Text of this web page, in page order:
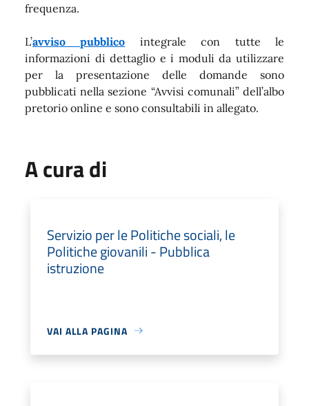
frequenza.
L’avviso pubblico integrale con tutte le
informazioni di dettaglio e i moduli da utilizzare
per la presentazione delle domande sono
pubblicati nella sezione “Avvisi comunali” dell’albo
pretorio online e sono consultabili in allegato.
A cura di
Servizio per le Politiche sociali, le
Politiche giovanili - Pubblica
istruzione
VAI ALLA PAGINA